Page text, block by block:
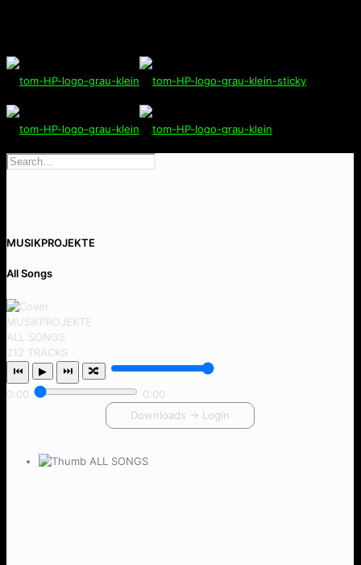
MUSIKPROJEKTE
All Songs
MUSIKPROJEKTE
ALL SONGS
212 TRACKS ·
⏮ ▶ ⏭ 🔀
0:00
0:00
Downloads → Login
ALL SONGS